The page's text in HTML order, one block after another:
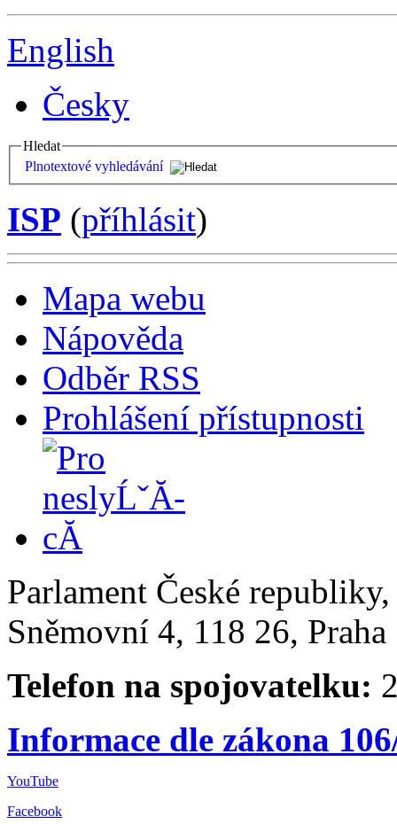
English
Česky
Hledat
Plnotextové vyhledávání
ISP (příhlásit)
Mapa webu
Nápověda
Odběr RSS
Prohlášení přístupnosti
Parlament České
Sněmovní 4, 118 26,
Telefon na spojovatelku:
Informace dle zákona
YouTube
Facebook